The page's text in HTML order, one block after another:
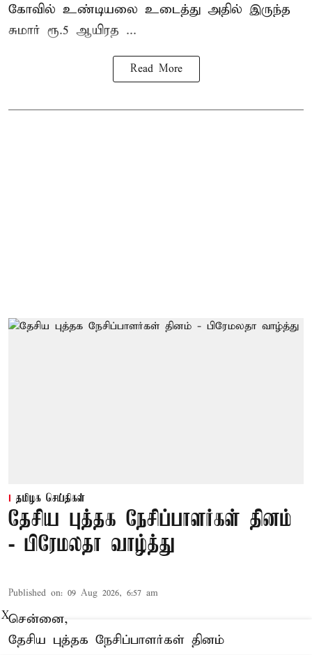
கோவில் உண்டியலை உடைத்து அதில் இருந்த
சுமார் ரூ.5 ஆயிரத ...
Read More
தமிழக செய்திகள்
தேசிய புத்தக நேசிப்பாளர்கள் தினம்
- பிரேமலதா வாழ்த்து
Published on: 09 Aug 2026, 6:57 am
சென்னை,
தேசிய புத்தக நேசிப்பாளர்கள் தினம்
X